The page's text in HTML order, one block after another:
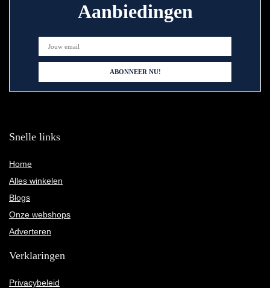
Aanbiedingen
Snelle links
Home
Alles winkelen
Blogs
Onze webshops
Adverteren
Verklaringen
Privacybeleid